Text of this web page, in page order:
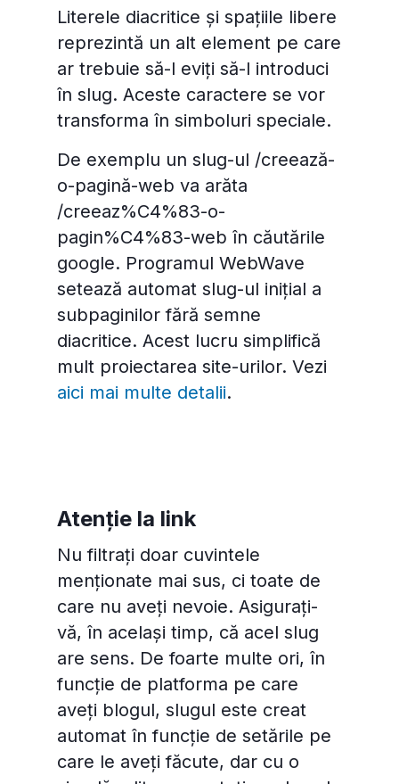
Literele diacritice și spațiile libere
reprezintă un alt element pe care
ar trebuie să-l eviți să-l introduci
în slug. Aceste caractere se vor
transforma în simboluri speciale.
De exemplu un slug-ul /creează-
o-pagină-web va arăta
/creeaz%C4%83-o-
pagin%C4%83-web în căutările
google. Programul WebWave
setează automat slug-ul inițial a
subpaginilor fără semne
diacritice. Acest lucru simplifică
mult proiectarea site-urilor. Vezi
aici mai multe detalii.
Atenție la link
Nu filtrați doar cuvintele
menționate mai sus, ci toate de
care nu aveți nevoie. Asigurați-
vă, în același timp, că acel slug
are sens. De foarte multe ori, în
funcție de platforma pe care
aveți blogul, slugul este creat
automat în funcție de setările pe
care le aveți făcute, dar cu o